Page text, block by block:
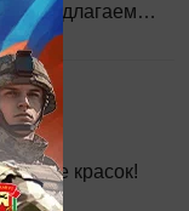
предлагаем
или кофе
знакомством
нашего
себя
красок!